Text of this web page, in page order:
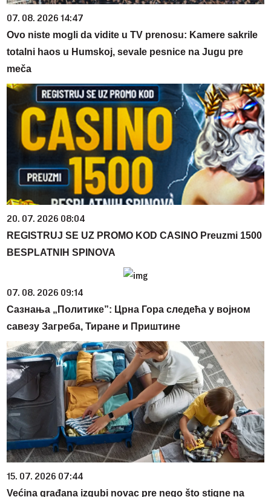
07. 08. 2026 14:47
Ovo niste mogli da vidite u TV prenosu: Kamere sakrile
totalni haos u Humskoj, sevale pesnice na Jugu pre
meča
20. 07. 2026 08:04
REGISTRUJ SE UZ PROMO KOD CASINO Preuzmi 1500
BESPLATNIH SPINOVA
07. 08. 2026 09:14
Сазнања „Политике”: Црна Гора следећа у војном
савезу Загреба, Тиране и Приштине
15. 07. 2026 07:44
Većina građana izgubi novac pre nego što stigne na